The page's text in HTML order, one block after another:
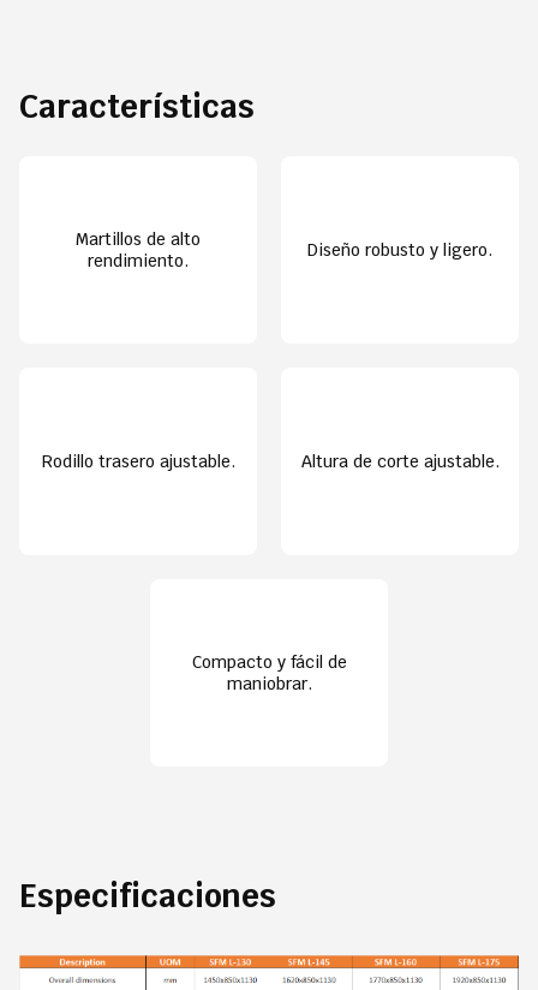
Características
Martillos de alto
rendimiento.
Diseño robusto y ligero.
Rodillo trasero ajustable. Altura de corte ajustable.
Compacto y fácil de
maniobrar.
Especificaciones